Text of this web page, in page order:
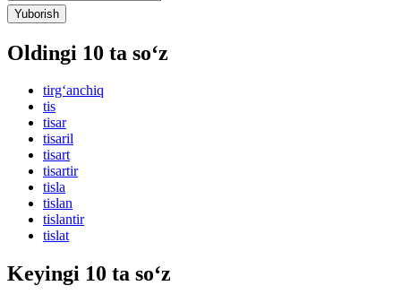
Yuborish
Oldingi 10 ta so‘z
tirg‘anchiq
tis
tisar
tisaril
tisart
tisartir
tisla
tislan
tislantir
tislat
Keyingi 10 ta so‘z